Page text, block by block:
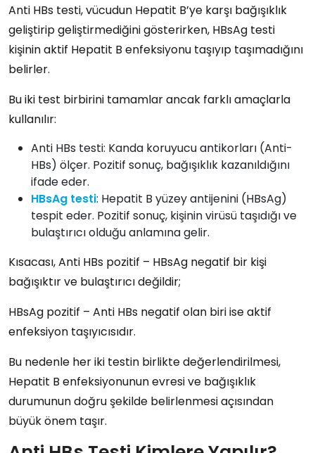
Anti HBs testi, vücudun Hepatit B’ye karşı bağışıklık
geliştirip geliştirmediğinigösterirken, HBsAg testi
kişininaktif Hepatit B enfeksiyonu taşıyıp taşımadığını
belirler.
Bu iki test birbirini tamamlar ancak farklı amaçlarla
kullanılır:
Anti HBs testi: Kanda koruyucu antikorları (Anti-
HBs) ölçer. Pozitif sonuç, bağışıklık kazanıldığını
ifade eder.
HBsAg testi: Hepatit B yüzey antijenini (HBsAg)
tespit eder. Pozitif sonuç, kişininvirüsü taşıdığıve
bulaştırıcı olduğuanlamına gelir.
Kısacası,Anti HBs pozitif – HBsAg negatif bir kişi
bağışıktır ve bulaştırıcı değildir;
HBsAg pozitif – Anti HBs negatif olan biri iseaktif
enfeksiyon taşıyıcısıdır.
Bu nedenle her iki testin birlikte değerlendirilmesi,
Hepatit B enfeksiyonunun evresive bağışıklık
durumunundoğru şekilde belirlenmesi açısından
büyük önem taşır.